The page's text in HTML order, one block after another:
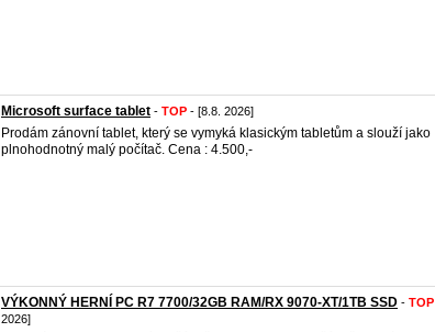
Microsoft surface tablet - TOP - [8.8. 2026]
Prodám zánovní tablet, který se vymyká klasickým tabletům a slouží jako
plnohodnotný malý počítač. Cena : 4.500,-
VÝKONNÝ HERNÍ PC R7 7700/32GB RAM/RX 9070-XT/1TB SSD - TOP
2026]